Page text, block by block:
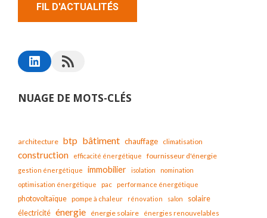
FIL D'ACTUALITÉS
NUAGE DE MOTS-CLÉS
architecture btp bâtiment chauffage climatisation
construction efficacité énergétique fournisseur d'énergie
gestion énergétique immobilier isolation
nomination
optimisation énergétique
pac performance énergétique
photovoltaïque pompe à chaleur rénovation salon solaire
électricité énergie énergie solaire
énergies renouvelables